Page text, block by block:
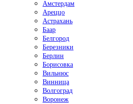
Амстердам
Ареццо
Астрахань
Баар
Белгород
Березники
Берлин
Борисовка
Вильнюс
Винница
Волгоград
Воронеж